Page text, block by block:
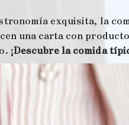
exquisita, la
una carta con
¡Descubre la comida